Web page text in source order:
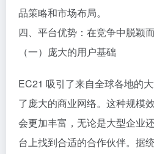
品策略和市场布局。
四、平台优势：在竞争中脱颖
（一）庞大的用户基础
EC21 吸引了来自全球各地的
了庞大的商业网络。这种规模
会更加丰富，无论是大型企业
台上找到合适的合作伙伴。据